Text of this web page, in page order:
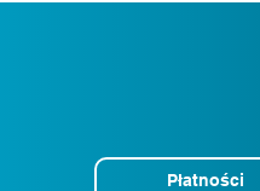
Płatności